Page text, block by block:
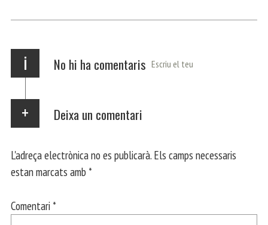
p m ei
i No hi ha comentaris Escriu el teu
Deixa un comentari
L'adreça electrònica no es publicarà. Els camps necessaris
estan marcats amb *
Comentari *